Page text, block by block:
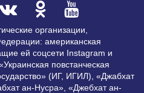
организации,
американская
ей соцсети Instagram и
повстанческая
(ИГ, ИГИЛ), «Джабхат
ан-Нусра», «Джебхат ан-